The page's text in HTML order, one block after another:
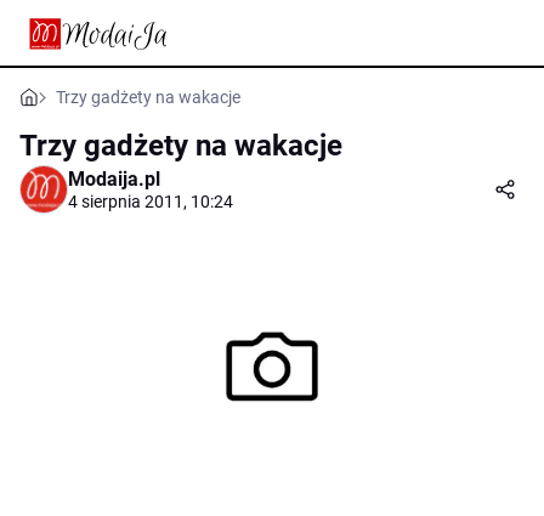
Trzy gadżety na wakacje
Trzy gadżety na wakacje
Modaija.pl
4 sierpnia 2011, 10:24